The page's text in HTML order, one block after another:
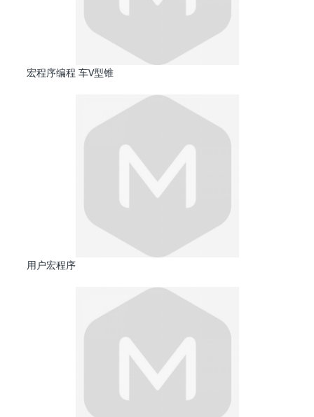
宏程序编程 车V型锥
用户宏程序